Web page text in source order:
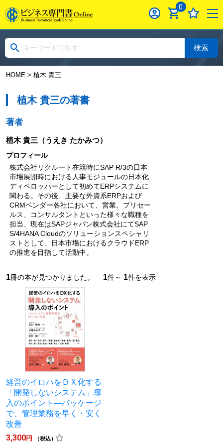
0
検索
HOME> 植木 貴三
植木 貴三の著書
著者
植木 貴三（うえき たかみつ）
プロフィール
株式会社リクルート在籍時にSAP R/3の日本
市場展開時における人事モジュールの日本化
ディベロッパーとして初めてERPシステムに
関わる。その後、主要な外資系ERPおよび
CRMベンダー各社において、営業、プリセー
ルス、コンサルタントといった様々な職種を
担当、現在はSAPジャパン株式会社にてSAP
S/4HANA Cloudのソリューションスペシャリ
ストとして、日本市場におけるクラウドERP
の推進を目指して活動中。
1冊の本が見つかりました。 1件～ 1件を表示
経営のイロハをＤＸ化する
「開発しないシステム」導
入のポイント―パッケージ
で、管理業務を早く・安く
改善
3,300円 （税込）